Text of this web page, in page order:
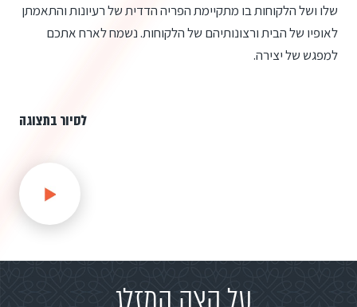
שלו ושל הלקוחות בו מתקיימת הפריה הדדית של רעיונות והתאמתן
לאופיו של הבית ורצונותיהם של הלקוחות. נשמח לארח אתכם
למפגש של יצירה.
לסיור בתצוגה